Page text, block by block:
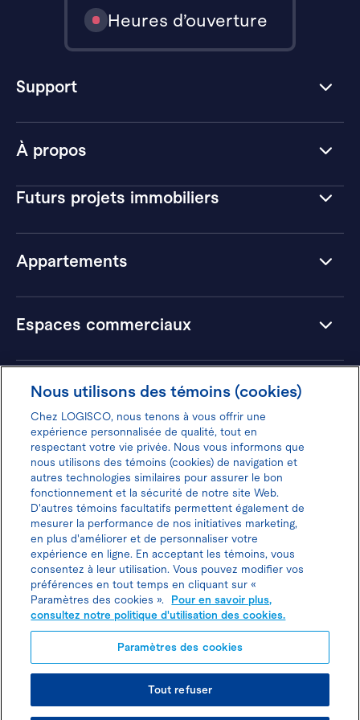
Joindre l’agent de location
À propos
Futurs projets immobiliers
Appartements
Espaces commerciaux
Hôtels
Heures d’ouverture
Support
Donnez votre avis pour gagner 100$
Politique d'utilisation des cookies
Politique de protection des
renseignements personnels
© TOUS DROITS RÉSERVÉS LOGISCO 2026
Nous utilisons des témoins (cookies)
Chez LOGISCO, nous tenons à vous offrir une
expérience personnalisée de qualité, tout en
respectant votre vie privée. Nous vous informons que
nous utilisons des témoins (cookies) de navigation et
autres technologies similaires pour assurer le bon
fonctionnement et la sécurité de notre site Web.
D'autres témoins facultatifs permettent également de
mesurer la performance de nos initiatives marketing,
en plus d'améliorer et de personnaliser votre
expérience en ligne. En acceptant les témoins, vous
consentez à leur utilisation. Vous pouvez modifier vos
préférences en tout temps en cliquant sur «
Paramètres des cookies ».
Pour en savoir plus,
consultez notre politique d'utilisation des cookies.
Paramètres des cookies
Tout refuser